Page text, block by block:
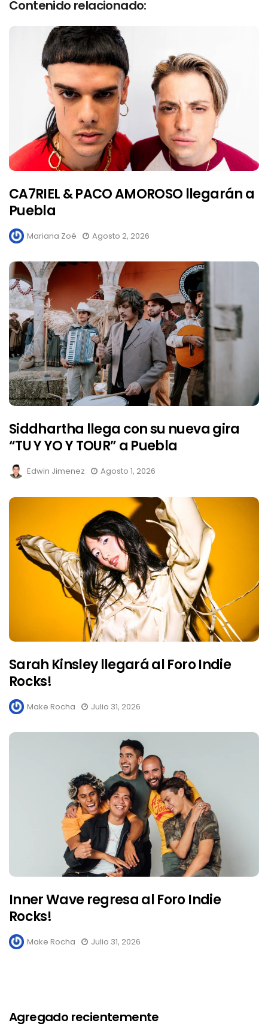
Contenido relacionado:
CA7RIEL & PACO AMOROSO llegarán a
Puebla
Mariana Zoé Agosto 2, 2026
Siddhartha llega con su nueva gira
“TU Y YO Y TOUR” a Puebla
Edwin Jimenez Agosto 1, 2026
Sarah Kinsley llegará al Foro Indie
Rocks!
Make Rocha Julio 31, 2026
Inner Wave regresa al Foro Indie
Rocks!
Make Rocha Julio 31, 2026
Agregado recientemente